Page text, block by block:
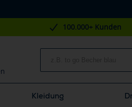
100.000+ Kunden
Kleidung